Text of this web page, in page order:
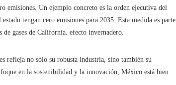
emisiones. Un ejemplo concreto es la orden ejecutiva del
tengan cero emisiones para 2035. Esta medida es parte
gases de California. efecto invernadero.
refleja no sólo su robusta industria, sino también su
en la sostenibilidad y la innovación, México está bien